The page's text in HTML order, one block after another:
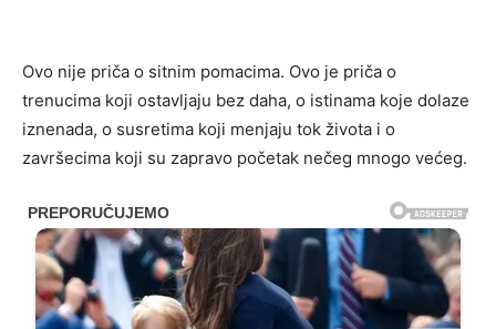
Ovo nije priča o sitnim pomacima. Ovo je priča o
trenucima koji ostavljaju bez daha, o istinama koje dolaze
iznenada, o susretima koji menjaju tok života i o
završecima koji su zapravo početak nečeg mnogo većeg.